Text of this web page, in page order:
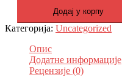
Додај у корпу
Категорија: Uncategorized
Опис
Додатне информације
Рецензије (0)